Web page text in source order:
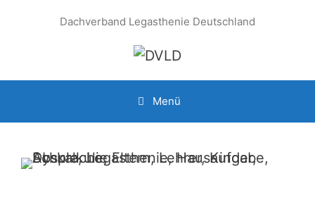
Dachverband Legasthenie Deutschland
Menü